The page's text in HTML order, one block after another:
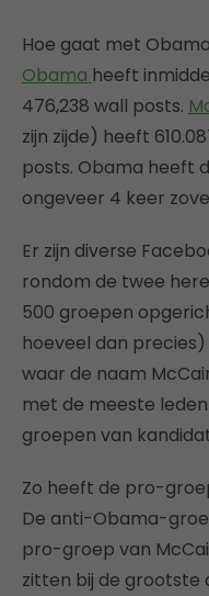
Hoe gaat met
Obama heeft
476,238 wall posts.
zijn zijde) heeft
posts. Obama heeft
ongeveer 4 keer
Er zijn diverse
rondom de twee
500 groepen
hoeveel dan
waar de naam
met de meeste
groepen van
Zo heeft de pro-
De anti-Obama-
pro-groep van
zitten bij de grootste